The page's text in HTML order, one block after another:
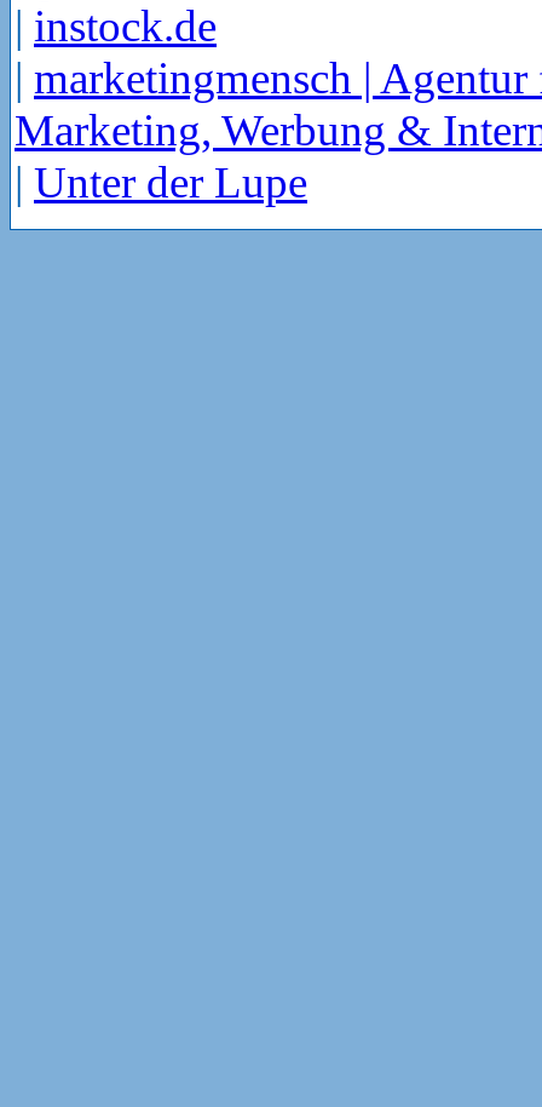
| instock.de
| marketingmensch | Agentur
Marketing, Werbung &
| Unter der Lupe